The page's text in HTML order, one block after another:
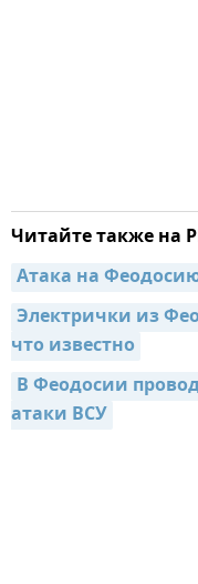
Читайте также на
Атака на
Электрички из
что известно
В Феодосии
атаки ВСУ